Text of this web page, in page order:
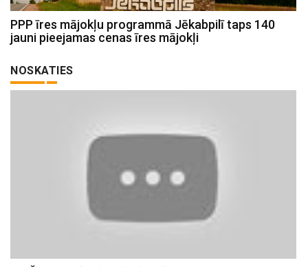
PPP īres mājokļu programmā Jēkabpilī taps 140
jauni pieejamas cenas īres mājokļi
NOSKATIES